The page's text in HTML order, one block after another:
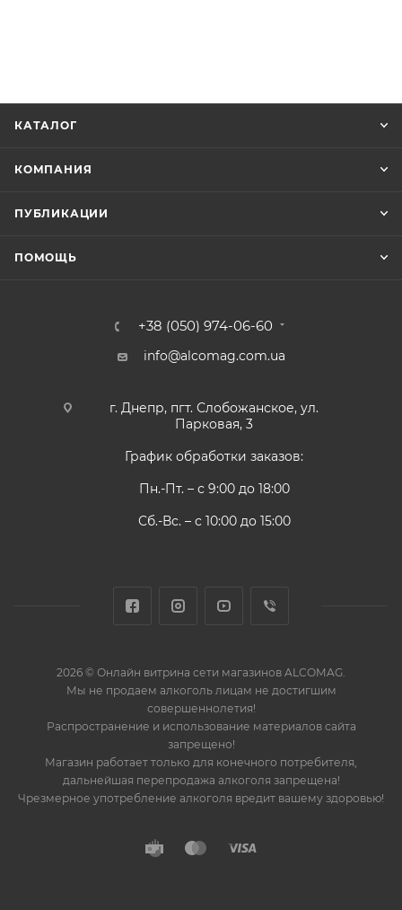
КАТАЛОГ
КОМПАНИЯ
ПУБЛИКАЦИИ
ПОМОЩЬ
+38 (050) 974-06-60
info@alcomag.com.ua
г. Днепр, пгт. Слобожанское, ул.
Парковая, 3
График обработки заказов:
Пн.-Пт. – с 9:00 до 18:00
Сб.-Вс. – с 10:00 до 15:00
2026 © Онлайн витрина сети магазинов ALCOMAG.
Мы не продаем алкоголь лицам не достигшим
совершеннолетия!
Распространение и использование материалов сайта
запрещено!
Магазин работает только для конечного потребителя,
дальнейшая перепродажа алкоголя запрещена!
Чрезмерное употребление алкоголя вредит вашему здоровью!